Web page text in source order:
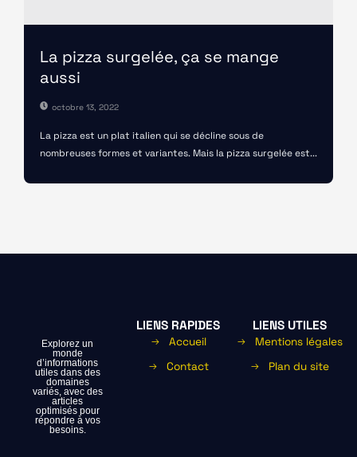
La pizza surgelée, ça se mange
aussi
octobre 13, 2022
La pizza est un plat italien qui se décline sous de
nombreuses formes et variantes. Mais la pizza surgelée est...
Explorez un
monde
d’informations
utiles dans des
domaines
variés, avec des
articles
optimisés pour
répondre à vos
besoins.
LIENS RAPIDES
Accueil
Contact
LIENS UTILES
Mentions légales
Plan du site